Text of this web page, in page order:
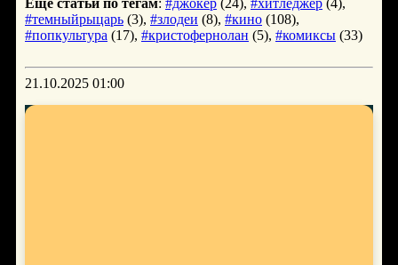
Ещё статьи по тегам: #джокер (24), #хитледжер (4),
#темныйрыцарь (3), #злодеи (8), #кино (108),
#попкультура (17), #кристофернолан (5), #комиксы (33)
21.10.2025 01:00